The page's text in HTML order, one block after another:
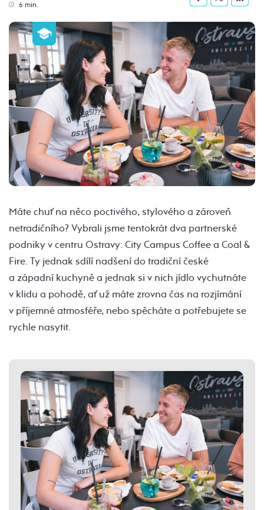
6 min.
Máte chuť na něco poctivého, stylového a zároveň
netradičního? Vybrali jsme tentokrát dva partnerské
podniky v centru Ostravy: City Campus Coffee a Coal &
Fire. Ty jednak sdílí nadšení do tradiční české
a západní kuchyně a jednak si v nich jídlo vychutnáte
v klidu a pohodě, ať už máte zrovna čas na rozjímání
v příjemné atmosféře, nebo spěcháte a potřebujete se
rychle nasytit.